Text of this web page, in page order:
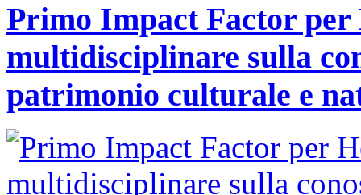
Primo Impact Factor
multidisciplinare sulla
patrimonio culturale e